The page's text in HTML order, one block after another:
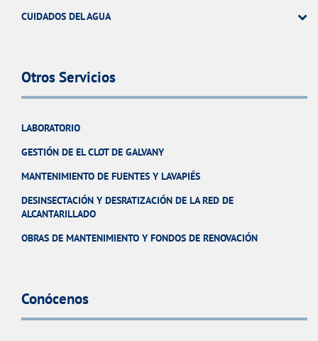
CUIDADOS DEL AGUA
Otros Servicios
LABORATORIO
GESTIÓN DE EL CLOT DE GALVANY
MANTENIMIENTO DE FUENTES Y LAVAPIÉS
DESINSECTACIÓN Y DESRATIZACIÓN DE LA RED DE
ALCANTARILLADO
OBRAS DE MANTENIMIENTO Y FONDOS DE RENOVACIÓN
Conócenos